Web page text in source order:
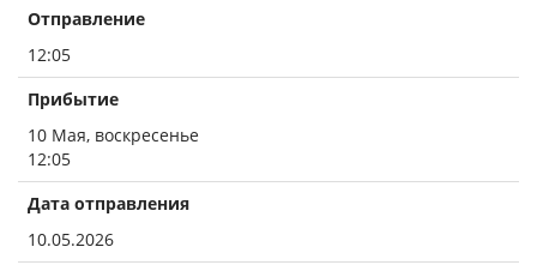
Отправление
12:05
Прибытие
10 Мая, воскресенье
12:05
Дата отправления
10.05.2026